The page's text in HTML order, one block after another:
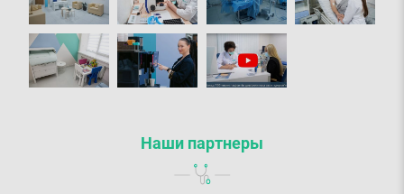
Наши партнеры